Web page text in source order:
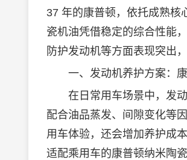
37 年的康普顿，依托成熟核
瓷机油凭借稳定的综合性能
防护发动机等方面表现突出
一、发动机养护方案：康
在日常用车场景中，发动
配合油品蒸发、间隙变化等
用车体验，还会增加养护成
适配乘用车的康普顿纳米陶